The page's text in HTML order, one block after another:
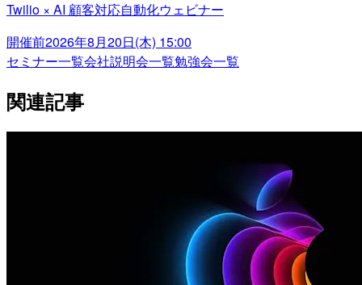
Twilio × AI 顧客対応自動化ウェビナー
開催前2026年8月20日(木) 15:00
セミナー一覧会社説明会一覧勉強会一覧
関連記事